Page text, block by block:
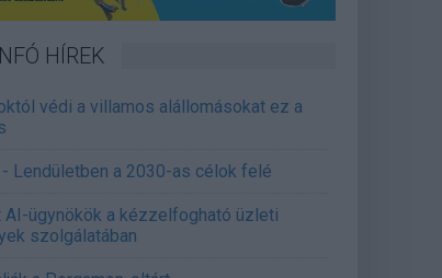
HÍREK
védi a villamos alállomásokat ez a
Lendületben a 2030-as célok felé
AI-ügynökök a kézzelfogható üzleti
szolgálatában